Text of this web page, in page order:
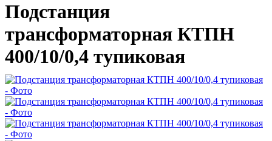
Подстанция
трансформаторная КТПН
400/10/0,4 тупиковая